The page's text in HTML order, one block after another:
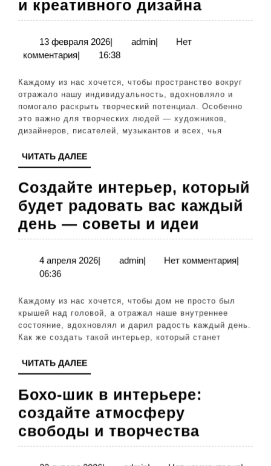
и креативного дизайна
для
идеи
и
13 февраля 202613
февраля
| adminadmin
|
Нет
комментария| 16:38
Каждому из нас хочется, чтобы пространство вокруг
отражало нашу индивидуальность, вдохновляло и
помогало раскрыть творческий потенциал. Особенно
это важно для творческих людей — художников,
дизайнеров, писателей, музыкантов и всех, чья
ЧИТАТЬ ДАЛЕЕЧИТАТЬ
ДАЛЕЕ
Создайте интерьер, который
будет радовать вас каждый
день — советы и идеи
который
вас
каждый
советы
и
4 апреля 20264| adminadmin
| Нет комментария|
06:36
Каждому из нас хочется, чтобы дом не просто был
крышей над головой, а отражал наше внутреннее
состояние, вдохновлял и дарил радость каждый день.
Как же создать такой интерьер, который станет
ЧИТАТЬ ДАЛЕЕЧИТАТЬ
ДАЛЕЕ
Бохо-шик в интерьере:
создайте атмосферу
свободы и творчества
шик